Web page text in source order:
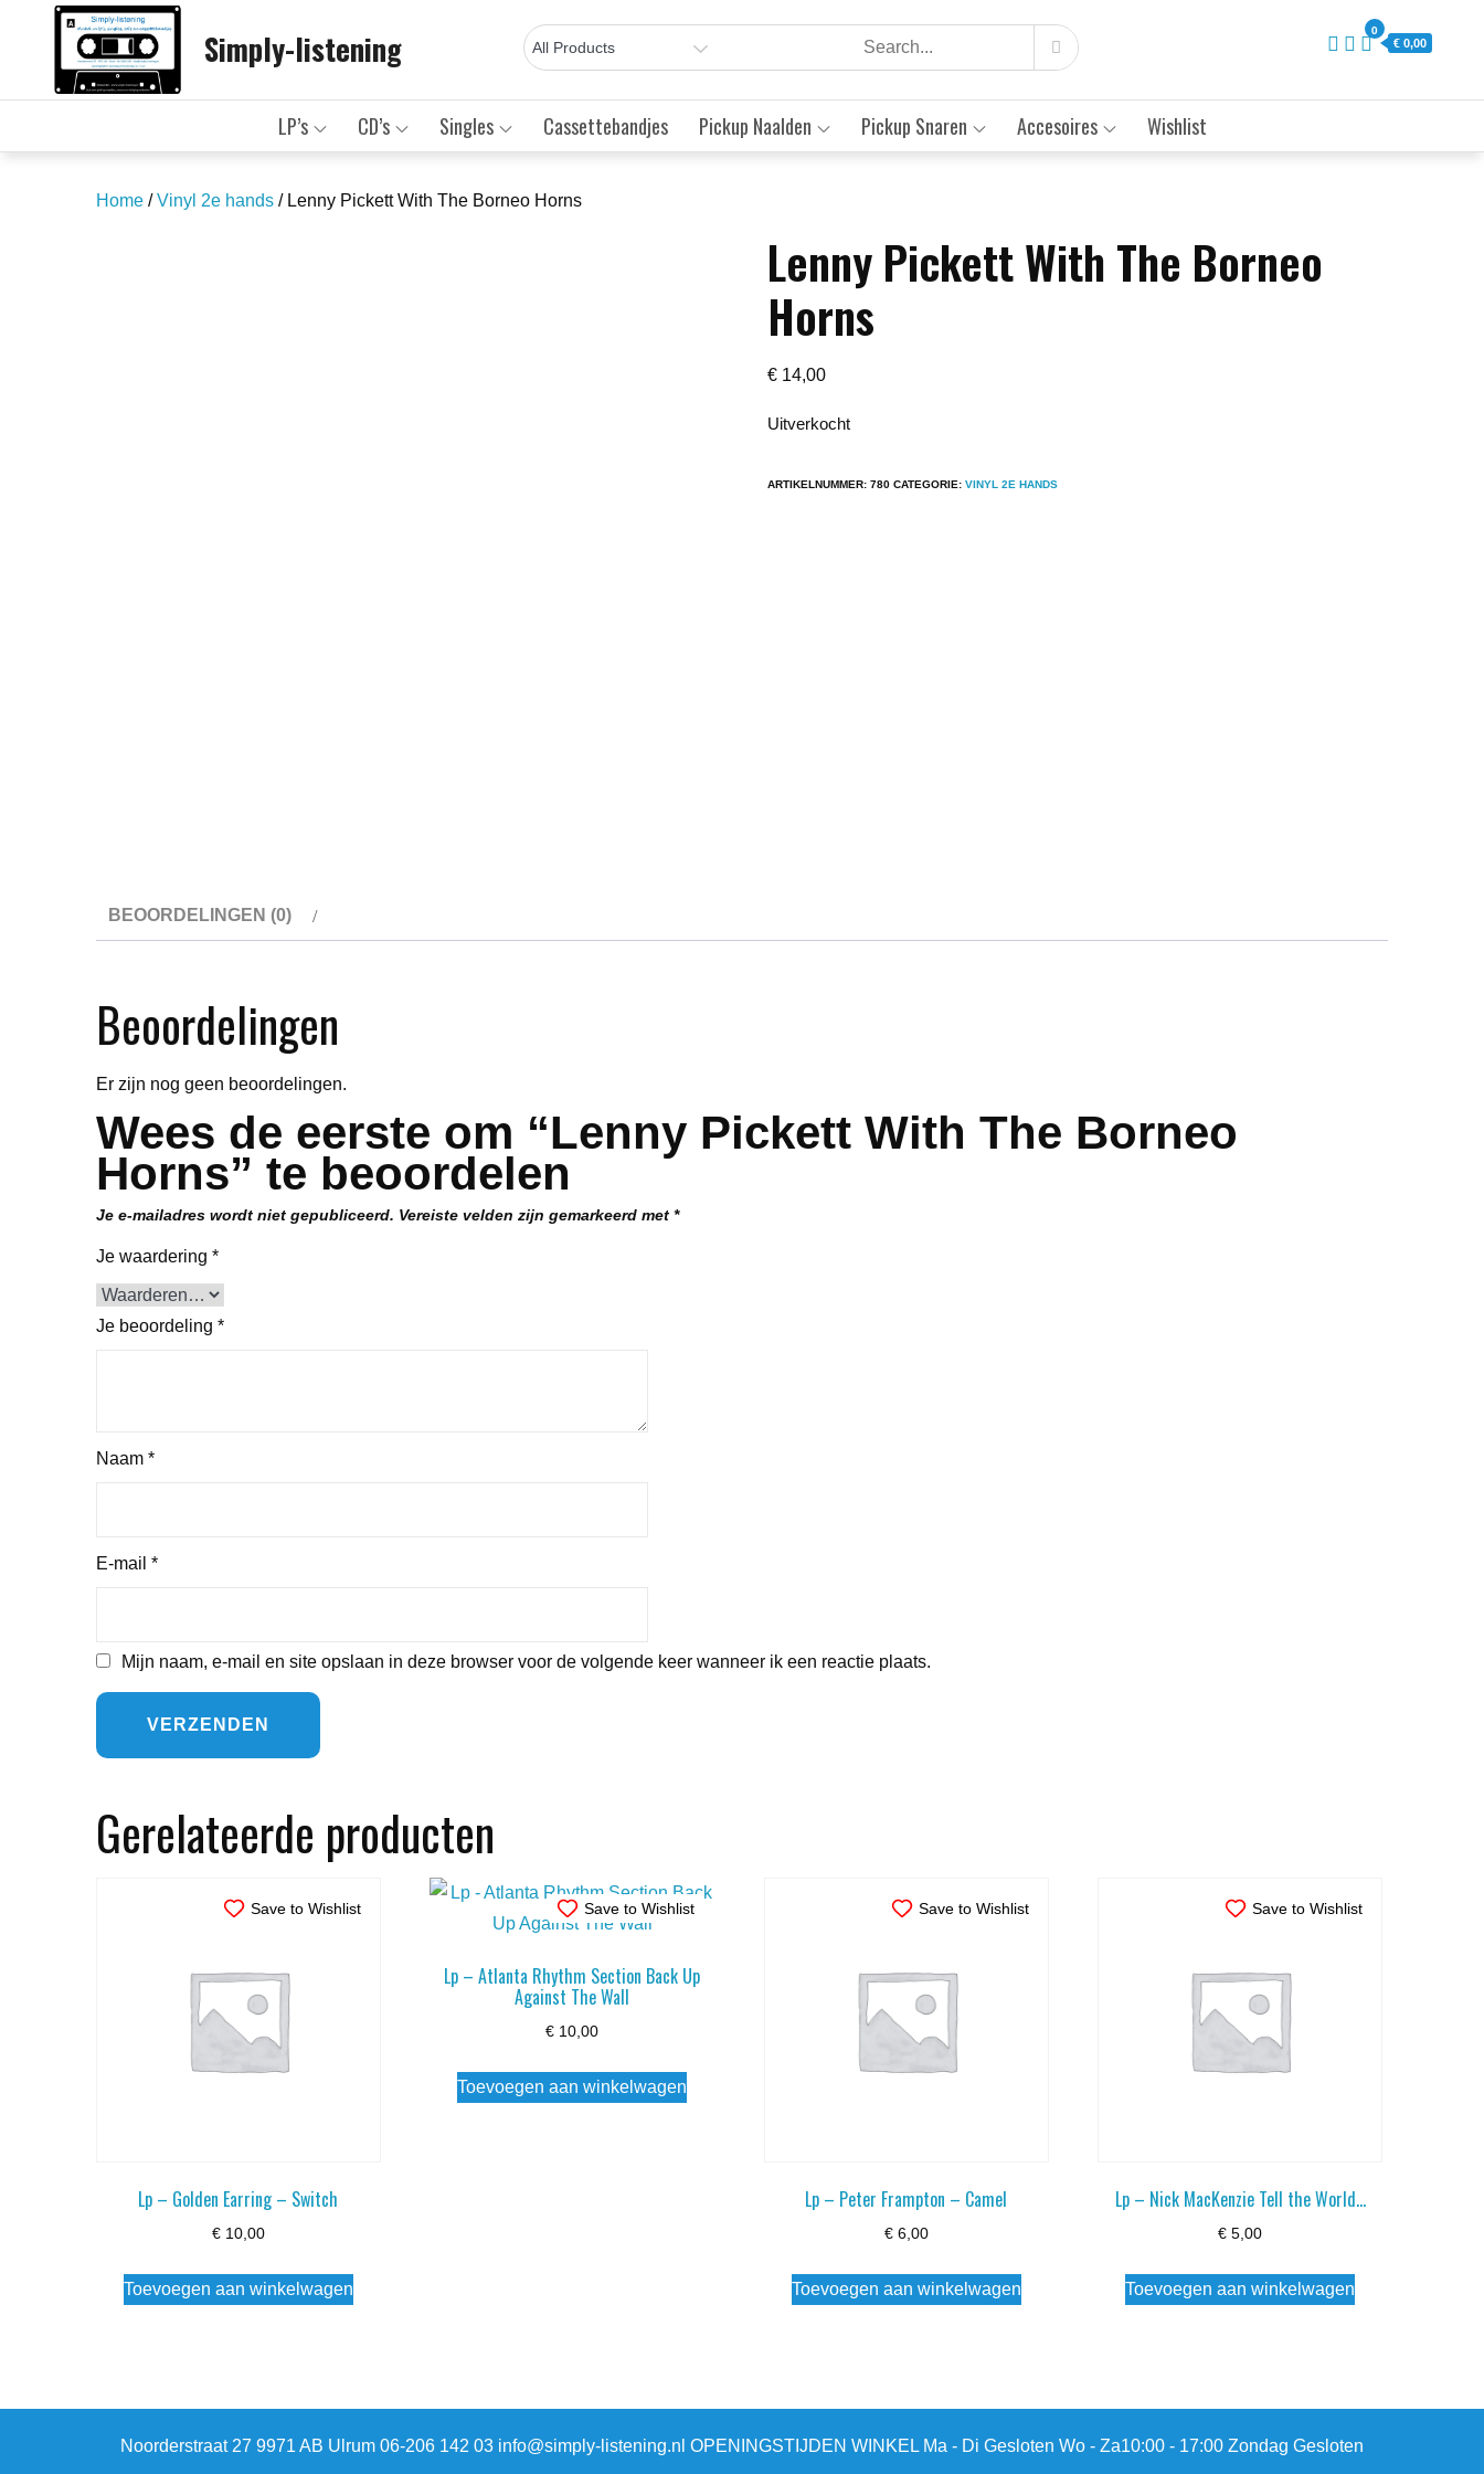
Simply-listening 0
€ 0,00
LP’s CD’s Singles Cassettebandjes Pickup Naalden Pickup Snaren Accesoires Wishlist
Home /Vinyl 2e hands / Lenny Pickett With The Borneo Horns
Lenny Pickett With The Borneo
Horns
€ 14,00
Uitverkocht
ARTIKELNUMMER:780 CATEGORIE:VINYL 2E HANDS
BEOORDELINGEN (0)
Beoordelingen
Er zijn nog geen beoordelingen.
Wees de eerste om “Lenny Pickett With The Borneo
Horns” te beoordelen
Je e-mailadres wordt niet gepubliceerd. Vereiste velden zijn gemarkeerd met *
Je waardering *
Je beoordeling *
Naam *
E-mail *
Mijn naam, e-mail en site opslaan in deze browser voor de volgende keer wanneer ik een reactie plaats.
Gerelateerde producten
Save to Wishlist
Lp – Golden Earring – Switch
€10,00
Toevoegen aan winkelwagen
Save to Wishlist
Lp – Atlanta Rhythm Section Back Up
Against The Wall
€ 10,00
Toevoegen aan winkelwagen
Save to Wishlist
Lp – Peter Frampton – Camel
€6,00
Toevoegen aan winkelwagen
Save to Wishlist
Lp – Nick MacKenzie Tell the World…
€ 5,00
Toevoegen aan winkelwagen
Noorderstraat 27 9971 AB Ulrum 06-206 142 03 info@simply-listening.nl OPENINGSTIJDEN WINKEL Ma - Di Gesloten Wo - Za10:00 - 17:00 Zondag Gesloten